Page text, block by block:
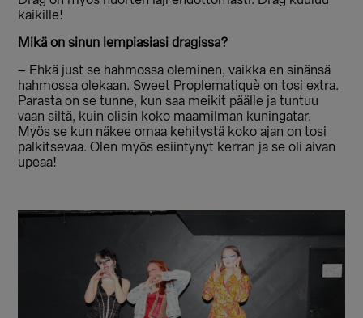
kaikille!
Mikä on sinun lempiasiasi dragissa?
– Ehkä just se hahmossa oleminen, vaikka en sinänsä
hahmossa olekaan. Sweet Proplematiquè on tosi extra.
Parasta on se tunne, kun saa meikit päälle ja tuntuu
vaan siltä, kuin olisin koko maamilman kuningatar.
Myös se kun näkee omaa kehitystä koko ajan on tosi
palkitsevaa. Olen myös esiintynyt kerran ja se oli aivan
upeaa!